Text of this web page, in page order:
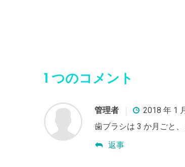
1 つのコメント
管理者
2018 年 1
歯ブラシは 3 か月ごと
返事